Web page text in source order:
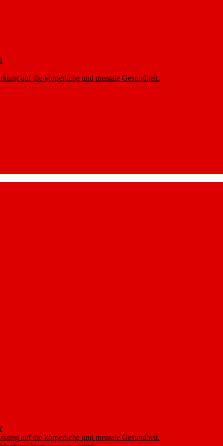
auf die körperliche und mentale Gesundheit.
auf die körperliche und mentale Gesundheit.